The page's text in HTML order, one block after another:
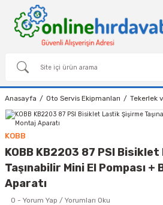
Anasayfa Oto Servis Ekipmanları Tekerlek
KOBB
KOBB KB2203 87 PSI
Taşınabilir Mini El Pompası
Aparatı
0 - Yorum Yap / Yorumları Oku